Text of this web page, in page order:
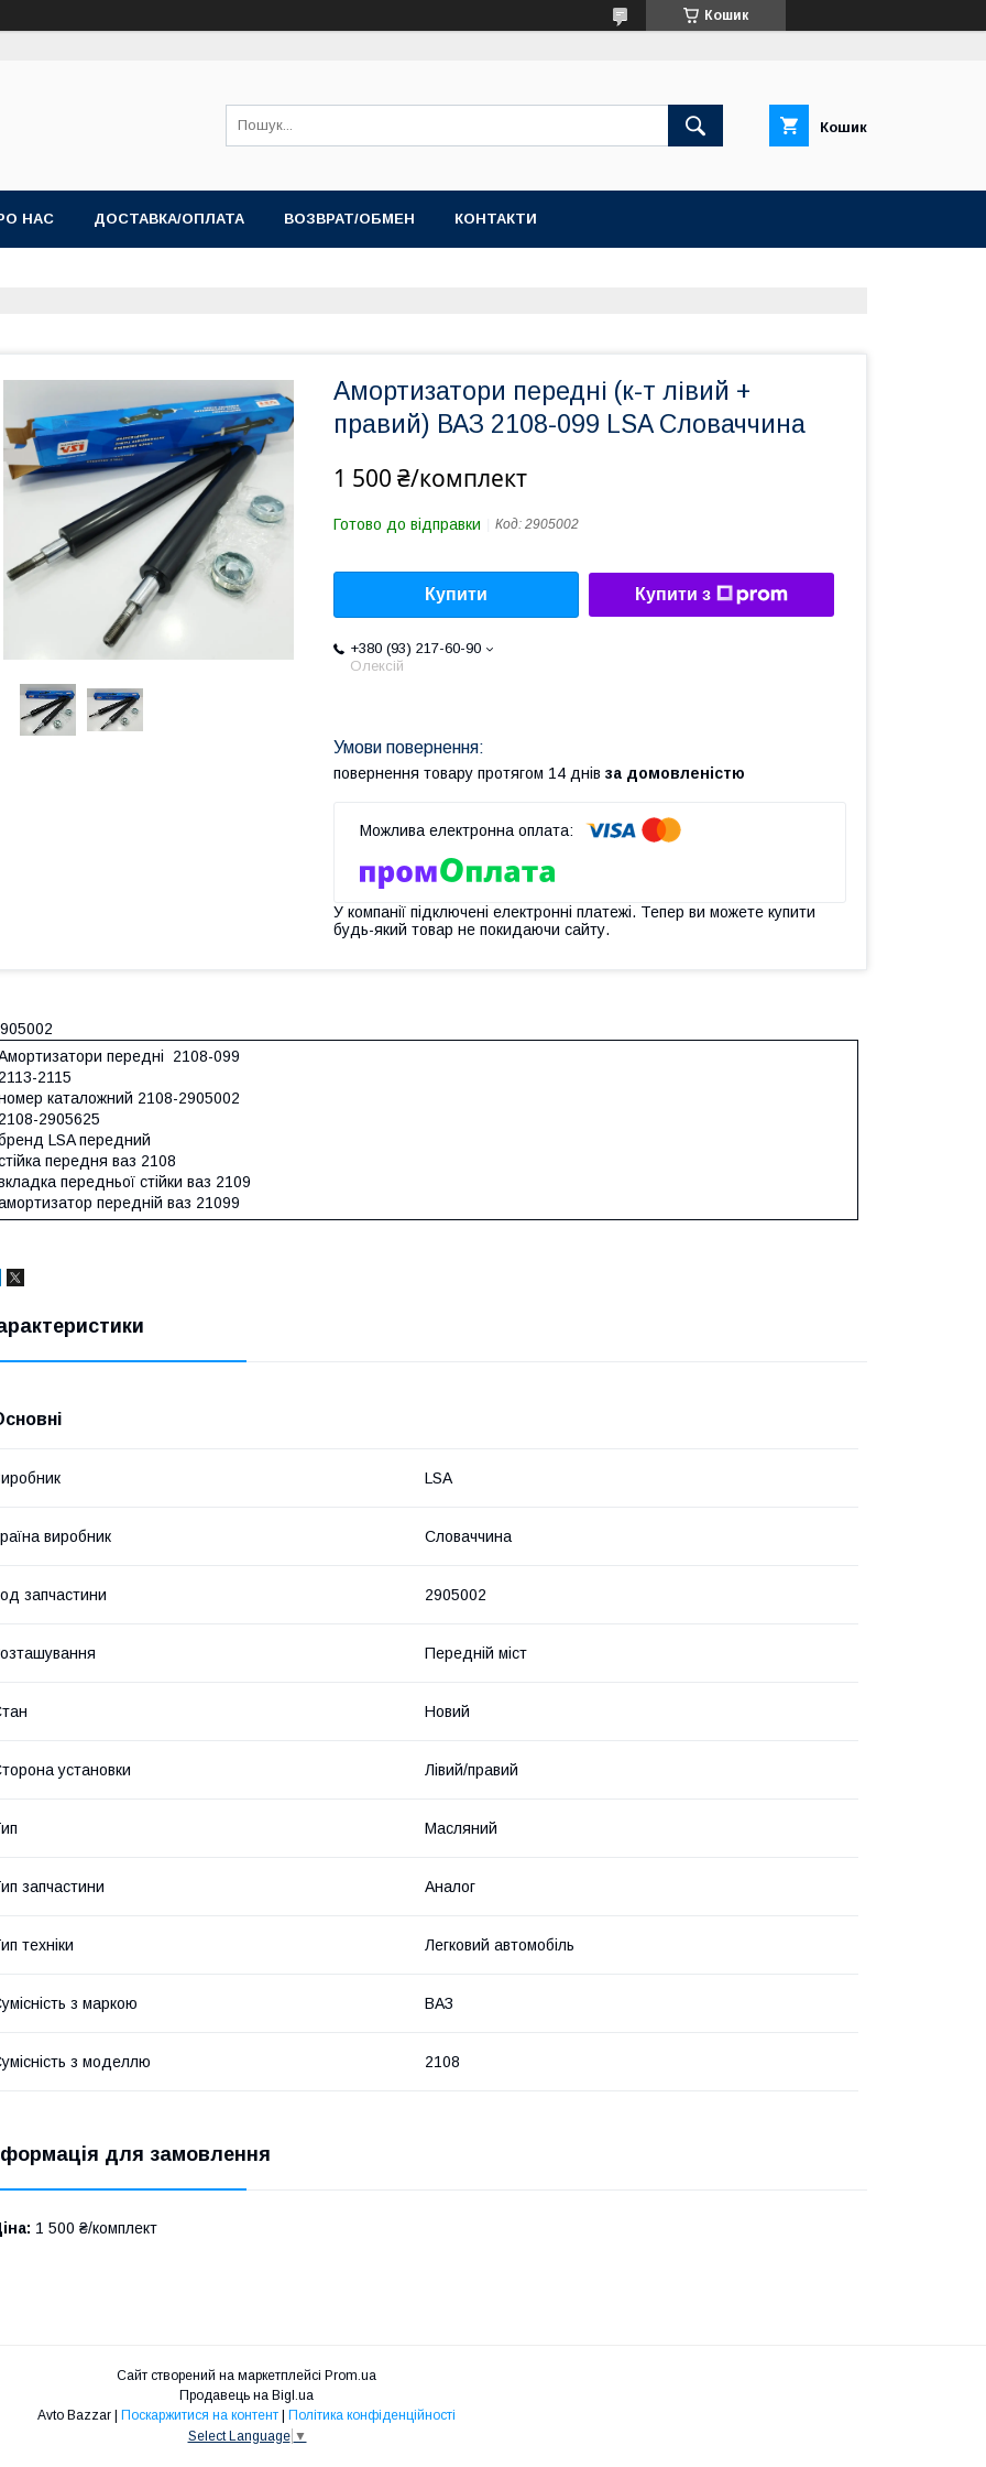
Кошик
Кошик
НАС ДОСТАВКА/ОПЛАТА ВОЗВРАТ/ОБМЕН КОНТАКТИ
Амортизатори передні (к-т лівий +
правий) ВАЗ 2108-099 LSA Словаччина
1 500 ₴/комплект
Готово до відправки Код: 2905002
Купити Купити з
+380 (93) 217-60-90
Олексій
повернення товару протягом 14 днів за домовленістю
У компанії підключені електронні платежі. Тепер ви можете купити
будь-який товар не покидаючи сайту.
передні 2108-099
2113-2115
каталожний 2108-2905002
2108-2905625
LSA передний
передня ваз 2108
передньої стійки ваз 2109
передній ваз 21099
LSA
виробник Словаччина
запчастини 2905002
Передній міст
Новий
установки Лівий/правий
Масляний
запчастини Аналог
техніки Легковий автомобіль
з маркою ВАЗ
з моделлю 2108
для замовлення
1 500 ₴/комплект
Сайт створений на маркетплейсі Prom.ua
Продавець на Bigl.ua
Avto Bazzar | Поскаржитися на контент | Політика конфіденційності
Select Language ▼